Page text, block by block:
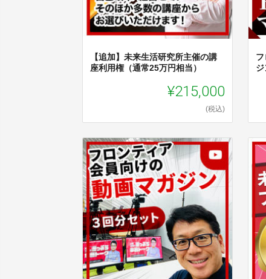
【追加】未来生活研究所主催の講
座利用権（通常25万円相当）
¥215,000
(税込)